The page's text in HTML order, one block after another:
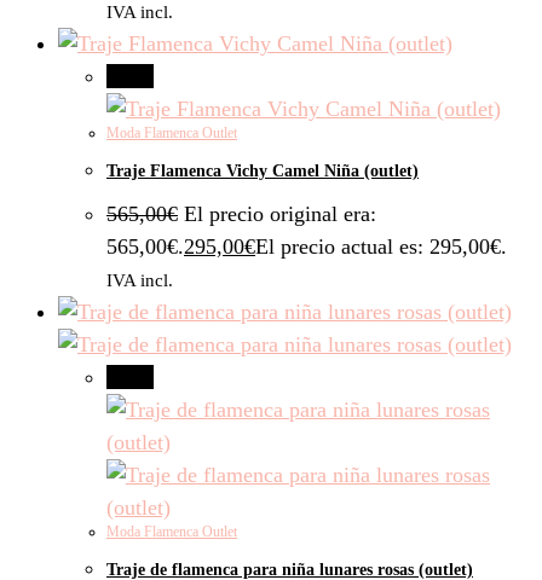
IVA incl.
Moda Flamenca Outlet
Traje Flamenca Vichy Camel Niña (outlet)
565,00€ El precio original era:
565,00€.295,00€El precio actual es: 295,00€.
IVA incl.
Moda Flamenca Outlet
Traje de flamenca para niña lunares rosas (outlet)